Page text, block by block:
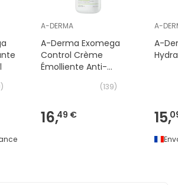
)
A-DERMA
A-Derma Exomega
Control Crème
Émolliente Anti-
(139)
16,49 €
A-
A-
15,